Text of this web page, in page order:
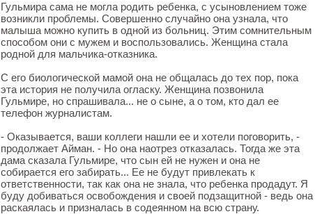
Гульмира сама не могла родить ребенка, с усыновлением тоже
возникли проблемы. Совершенно случайно она узнала, что
малыша можно купить в одной из больниц. Этим сомнительным
способом они с мужем и воспользовались. Женщина стала
родной для мальчика-отказника.
С его биологической мамой она не общалась до тех пор, пока
эта история не получила огласку. Женщина позвонила
Гульмире, но спрашивала... не о сыне, а о том, кто дал ее
телефон журналистам.
- Оказывается, ваши коллеги нашли ее и хотели поговорить, -
продолжает Айман. - Но она наотрез отказалась. Тогда же эта
дама сказала Гульмире, что сын ей не нужен и она не
собирается его забирать... Ее не будут привлекать к
ответственности, так как она не знала, что ребенка продадут. Я
буду добиваться освобождения и своей подзащитной - ведь она
раскаялась и призналась в содеянном на всю страну.